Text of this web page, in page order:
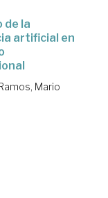
de la
artificial en
Mario